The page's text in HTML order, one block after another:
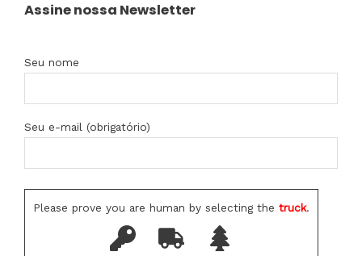
Assine nossa Newsletter
Seu nome
Seu e-mail (obrigatório)
Please prove you are human by selecting the truck.